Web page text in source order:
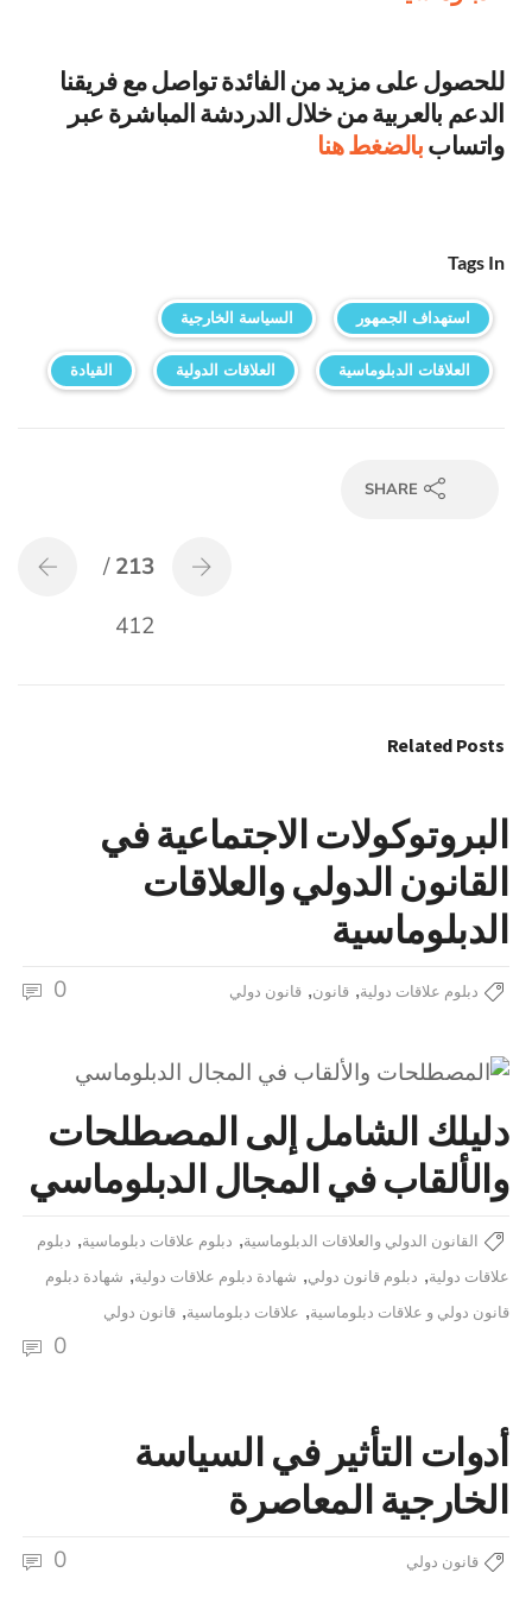
للحصول على مزيد من الفائدة تواصل مع فريقنا
الدعم بالعربية من خلال الدردشة المباشرة عبر
واتساببالضغط هنا
Tags In
استهداف الجمهور السياسة الخارجية
العلاقات الدبلوماسية العلاقات الدولية القيادة
SHARE
213
/
412
Related Posts
البروتوكولات الاجتماعية في
القانون الدولي والعلاقات
الدبلوماسية
دبلوم علاقات دولية,قانون,قانون دولي 0
دليلك الشامل إلى المصطلحات
والألقاب في المجال الدبلوماسي
القانون الدولي والعلاقات الدبلوماسية, دبلوم علاقات دبلوماسية, دبلوم
علاقات دولية, دبلوم قانون دولي, شهادة دبلوم علاقات دولية, شهادة دبلوم
قانون دولي و علاقات دبلوماسية, علاقات دبلوماسية,قانون دولي
0
أدوات التأثير في السياسة
الخارجية المعاصرة
قانون دولي 0